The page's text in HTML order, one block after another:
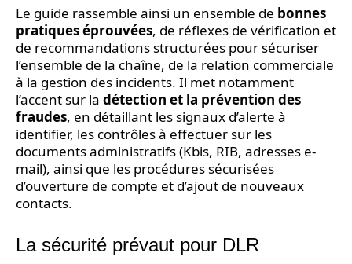
Le guide rassemble ainsi un ensemble de bonnes
pratiques éprouvées, de réflexes de vérification et
de recommandations structurées pour sécuriser
l’ensemble de la chaîne, de la relation commerciale
à la gestion des incidents. Il met notamment
l’accent sur la détection et la prévention des
fraudes, en détaillant les signaux d’alerte à
identifier, les contrôles à effectuer sur les
documents administratifs (Kbis, RIB, adresses e-
mail), ainsi que les procédures sécurisées
d’ouverture de compte et d’ajout de nouveaux
contacts.
La sécurité prévaut pour DLR